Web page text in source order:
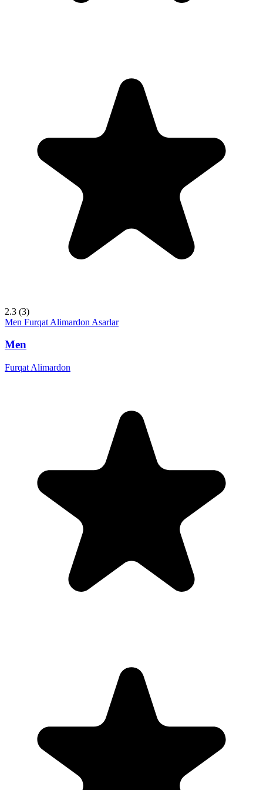
2.3 (3)
Men Furqat Alimardon Asarlar
Men
Furqat Alimardon